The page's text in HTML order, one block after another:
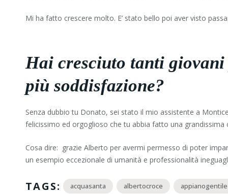
Mi ha fatto crescere molto. E’ stato bello poi aver visto
Hai cresciuto tanti
più soddisfazione?
Senza dubbio tu Donato, sei stato il mio assistente a
felicissimo ed orgoglioso che tu abbia fatto una grandissima
Cosa dire: grazie Alberto per avermi permesso di poter
un esempio eccezionale di umanità e professionalità
TAGS: acquasanta albertocroce
appianogentile